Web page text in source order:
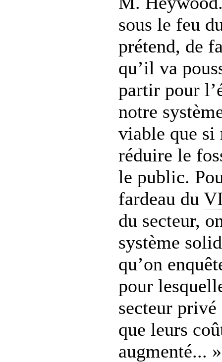
sous le feu
prétend, de
qu’il va
partir pour
notre
viable que si
réduire le
le public.
fardeau du
du secteur,
système
qu’on
pour
secteur
que leurs
augmenté... »